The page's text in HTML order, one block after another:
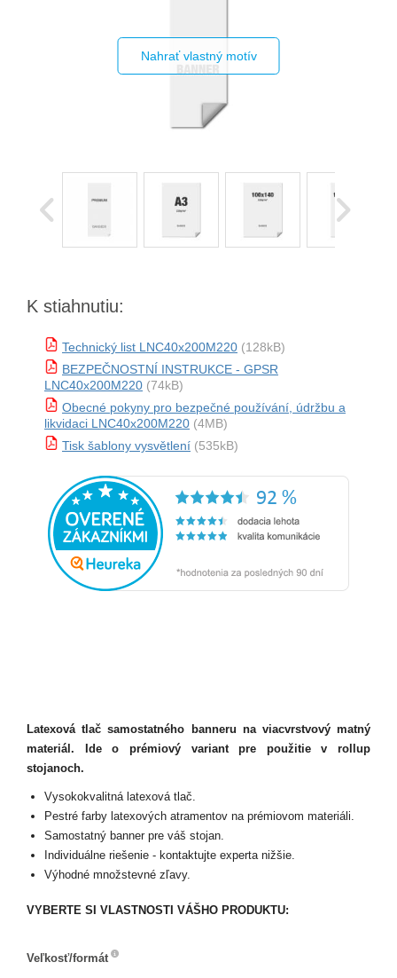
Nahrať vlastný motív
K stiahnutiu:
Technický list LNC40x200M220 (128kB)
BEZPEČNOSTNÍ INSTRUKCE - GPSR
LNC40x200M220 (74kB)
Obecné pokyny pro bezpečné používání, údržbu a
likvidaci LNC40x200M220 (4MB)
Tisk šablony vysvětlení (535kB)
Latexová tlač samostatného banneru na viacvrstvový matný
materiál. Ide o prémiový variant pre použitie v rollup
stojanoch.
Vysokokvalitná latexová tlač.
Pestré farby latexových atramentov na prémiovom materiáli.
Samostatný banner pre váš stojan.
Individuálne riešenie - kontaktujte experta nižšie.
Výhodné množstevné zľavy.
VYBERTE SI VLASTNOSTI VÁŠHO PRODUKTU:
Veľkosť/formát